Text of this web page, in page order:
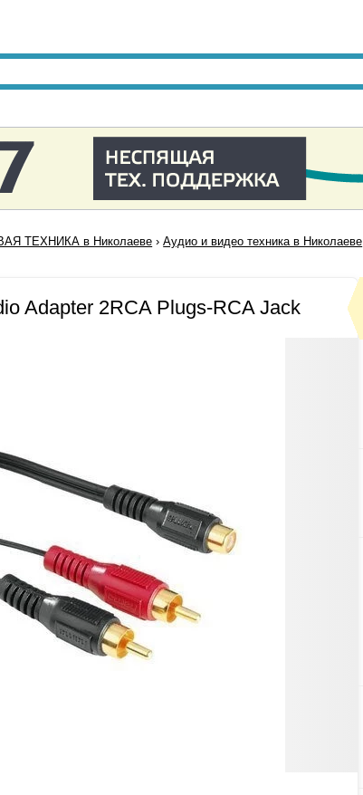
ТЕХНИКА в Николаеве ›Аудио и видео техника в Николаеве
Adapter 2RCA Plugs-RCA Jack